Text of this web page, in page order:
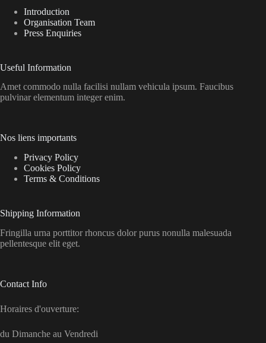
Introduction
Organisation Team
Press Enquiries
Useful Information
Amet commodo nulla facilisi nullam vehicula ipsum. Faucibus
pulvinar elementum integer enim.
Nos liens importants
Privacy Policy
Cookies Policy
Terms & Conditions
Shipping Information
Fringilla urna porttitor rhoncus dolor purus nonulla malesuada
pellentesque elit eget.
Contact Info
Horaires d'ouverture:
du Dimanche au Vendredi